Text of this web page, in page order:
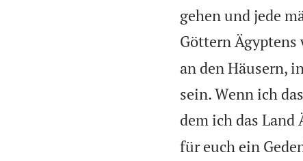
gehen und jede
Göttern Ägyptens
an den Häusern,
sein. Wenn ich
dem ich das
für euch ein